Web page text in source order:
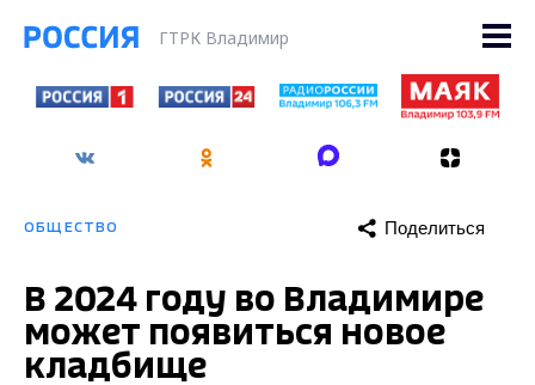
ГТРК Владимир
ОБЩЕСТВО Поделиться
В 2024 году во Владимире
может появиться новое
кладбище